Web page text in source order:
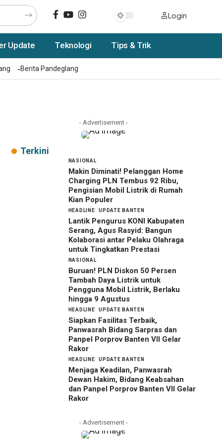
Login
Update Teknologi Tips & Trik
Berita Pandeglang
- Advertisement -
Terkini
NASIONAL
Makin Diminati! Pelanggan Home
Charging PLN Tembus 92 Ribu,
Pengisian Mobil Listrik di Rumah
Kian Populer
HEADLINE UPDATE BANTEN
Lantik Pengurus KONI Kabupaten
Serang, Agus Rasyid: Bangun
Kolaborasi antar Pelaku Olahraga
untuk Tingkatkan Prestasi
NASIONAL
Buruan! PLN Diskon 50 Persen
Tambah Daya Listrik untuk
Pengguna Mobil Listrik, Berlaku
hingga 9 Agustus
HEADLINE UPDATE BANTEN
Siapkan Fasilitas Terbaik,
Panwasrah Bidang Sarpras dan
Panpel Porprov Banten VII Gelar
Rakor
HEADLINE UPDATE BANTEN
Menjaga Keadilan, Panwasrah
Dewan Hakim, Bidang Keabsahan
dan Panpel Porprov Banten VII Gelar
Rakor
- Advertisement -